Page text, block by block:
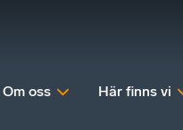
Om oss Här finns vi